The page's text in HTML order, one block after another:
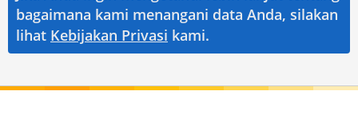
bagaimana kami menangani data Anda, silakan
lihat Kebijakan Privasi kami.